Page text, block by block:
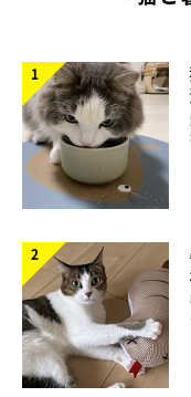
並んでお座りするターラち
@888goody
息ピッタリにお願いを
い主さんにお願いする